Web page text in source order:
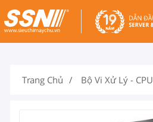
Trang Chủ Bộ Vi Xử Lý - CPU